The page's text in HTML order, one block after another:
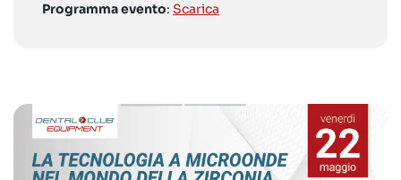
Programma evento: Scarica